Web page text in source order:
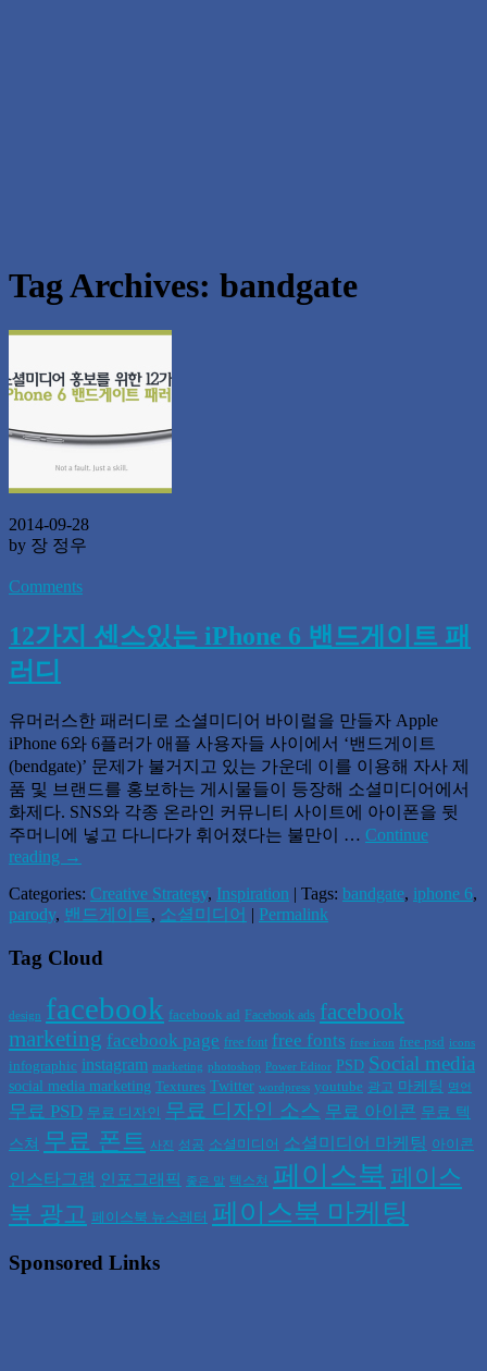
Tag Archives: bandgate
2014-09-28
by 장 정우
Comments
12가지 센스있는 iPhone 6 밴드게이트 패
러디
유머러스한 패러디로 소셜미디어 바이럴을 만들자 Apple
iPhone 6와 6플러가 애플 사용자들 사이에서 ‘밴드게이트
(bendgate)’ 문제가 불거지고 있는 가운데 이를 이용해 자사 제
품 및 브랜드를 홍보하는 게시물들이 등장해 소셜미디어에서
화제다. SNS와 각종 온라인 커뮤니티 사이트에 아이폰을 뒷
주머니에 넣고 다니다가 휘어졌다는 불만이 … Continue
reading →
Categories: Creative Strategy, Inspiration | Tags: bandgate, iphone 6,
parody, 밴드게이트 , 소셜미디어 | Permalink
Tag Cloud
design facebook facebook ad Facebook ads facebook
marketing facebook page free font free fonts free icon free psd icons
infographic instagram marketing photoshop Power Editor PSD Social media
social media marketing Textures Twitter wordpress youtube 광고 마케팅 명언
무료 PSD 무료 디자인 무료 디자인 소스 무료 아이콘 무료 텍
스쳐 무료 폰트 사진 성공 소셜미디어 소셜미디어 마케팅 아이콘
인스타그램 인포그래픽 좋은 말 텍스쳐 페이스북 페이스
북 광고 페이스북 뉴스레터 페이스북 마케팅
Sponsored Links